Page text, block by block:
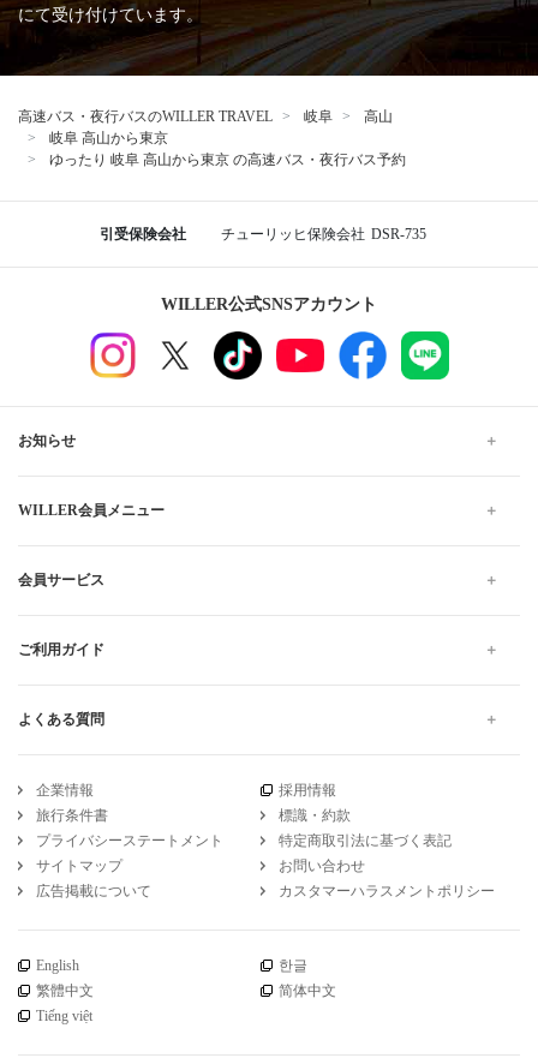
にて受け付けています。
高速バス・夜行バスのWILLER TRAVEL 岐阜
高山
岐阜 高山から東京
ゆったり 岐阜 高山から東京 の高速バス・夜行バス予約
引受保険会社 チューリッヒ保険会社 DSR-735
WILLER公式SNSアカウント
お知らせ
WILLER会員メニュー
会員サービス
ご利用ガイド
よくある質問
企業情報
採用情報
旅行条件書
標識・約款
プライバシーステートメント
特定商取引法に基づく表記
サイトマップ
お問い合わせ
広告掲載について
カスタマーハラスメントポリシー
English
한글
繁體中文
简体中文
Tiếng việt